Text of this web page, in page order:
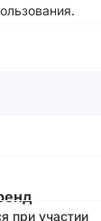
при участии